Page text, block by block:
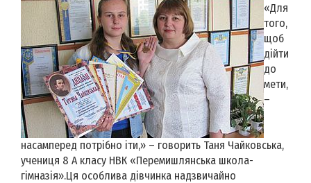
«Для
того,
щоб
дійти
до
мети,
–
насамперед потрібно іти,» – говорить Таня Чайковська,
учениця 8 А класу НВК «Перемишлянська школа-
гімназія».Ця особлива дівчинка надзвичайно